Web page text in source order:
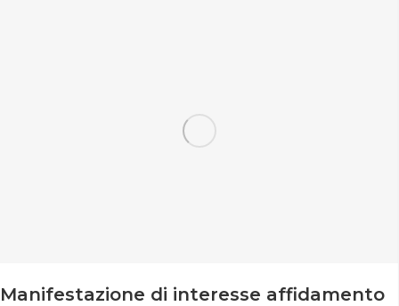
Manifestazione di interesse affidamento